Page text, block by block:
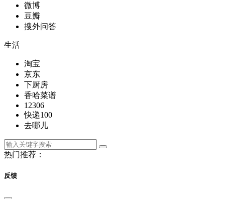
微博
豆瓣
搜外问答
生活
淘宝
京东
下厨房
香哈菜谱
12306
快递100
去哪儿
热门推荐：
反馈